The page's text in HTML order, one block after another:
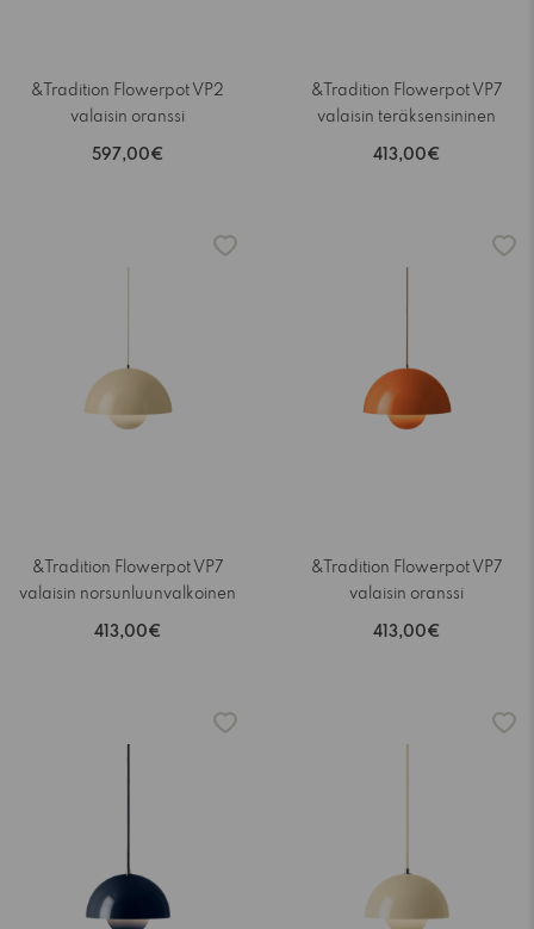
&Tradition Flowerpot VP2
valaisin oranssi
597,00€
&Tradition Flowerpot VP7
valaisin teräksensininen
413,00€
&Tradition Flowerpot VP7
valaisin norsunluunvalkoinen
413,00€
&Tradition Flowerpot VP7
valaisin oranssi
413,00€